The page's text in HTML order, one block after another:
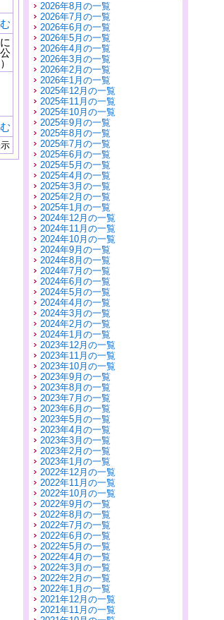
2026年8月の一覧
2026年7月の一覧
2026年6月の一覧
2026年5月の一覧
2026年4月の一覧
2026年3月の一覧
2026年2月の一覧
2026年1月の一覧
2025年12月の一覧
2025年11月の一覧
2025年10月の一覧
2025年9月の一覧
2025年8月の一覧
2025年7月の一覧
2025年6月の一覧
2025年5月の一覧
2025年4月の一覧
2025年3月の一覧
2025年2月の一覧
2025年1月の一覧
2024年12月の一覧
2024年11月の一覧
2024年10月の一覧
2024年9月の一覧
2024年8月の一覧
2024年7月の一覧
2024年6月の一覧
2024年5月の一覧
2024年4月の一覧
2024年3月の一覧
2024年2月の一覧
2024年1月の一覧
2023年12月の一覧
2023年11月の一覧
2023年10月の一覧
2023年9月の一覧
2023年8月の一覧
2023年7月の一覧
2023年6月の一覧
2023年5月の一覧
2023年4月の一覧
2023年3月の一覧
2023年2月の一覧
2023年1月の一覧
2022年12月の一覧
2022年11月の一覧
2022年10月の一覧
2022年9月の一覧
2022年8月の一覧
2022年7月の一覧
2022年6月の一覧
2022年5月の一覧
2022年4月の一覧
2022年3月の一覧
2022年2月の一覧
2022年1月の一覧
2021年12月の一覧
2021年11月の一覧